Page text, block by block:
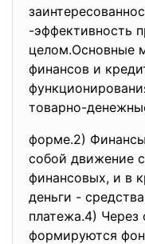
-эффективность
целом.Основные
финансов и
товарно-
форме.2)
собой движение
финансовых, и в
деньги -
платежа.4)
формируются